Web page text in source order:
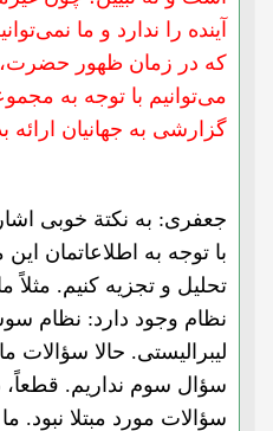
آینده را ندارد و ما
که در زمان ظهور
می‌توانیم با توجه به
گزارشی به جهانیان ارائه
جعفری: به نکتة خوبی
با توجه به اطلاعاتمان
تحلیل و تجزیه کنیم. مثلاً
نظام وجود دارد: نظام
لیبرالیستی. حالا
سؤال سوم نداریم.
سؤالات مورد مبتلا نبود.